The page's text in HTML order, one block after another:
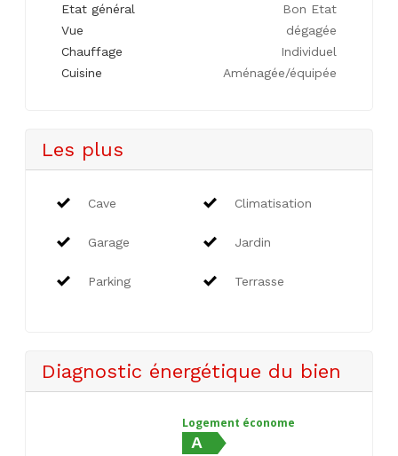
Etat général
Bon Etat
Vue
dégagée
Chauffage
Individuel
Cuisine
Aménagée/équipée
Les plus
Cave Climatisation
Garage Jardin
Parking Terrasse
Diagnostic énergétique du bien
Logement économe
A